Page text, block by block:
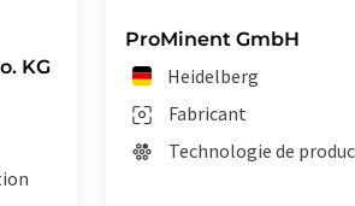
KG
ProMinent GmbH
Heidelberg
Fabricant
Technologie de